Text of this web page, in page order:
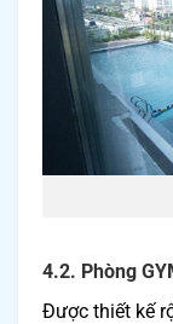
4.2. Phòng
Được thiết kế